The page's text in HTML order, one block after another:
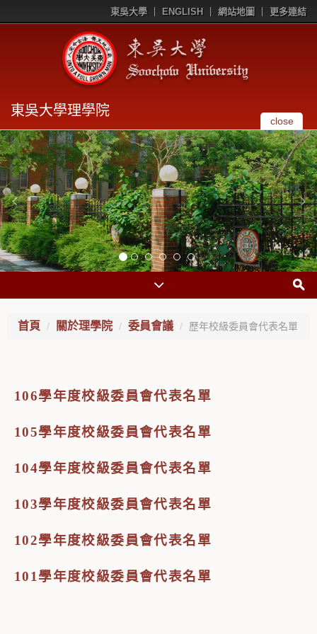
東吳大學 ENGLISH 網站地圖 更多連結
東吳大學理學院
close
首頁 關於理學院 委員會議 歷年校級委員會代表名單
106學年度校級委員會代表名單
105學年度校級委員會代表名單
104學年度校級委員會代表名單
103學年度校級委員會代表名單
102學年度校級委員會代表名單
101學年度校級委員會代表名單